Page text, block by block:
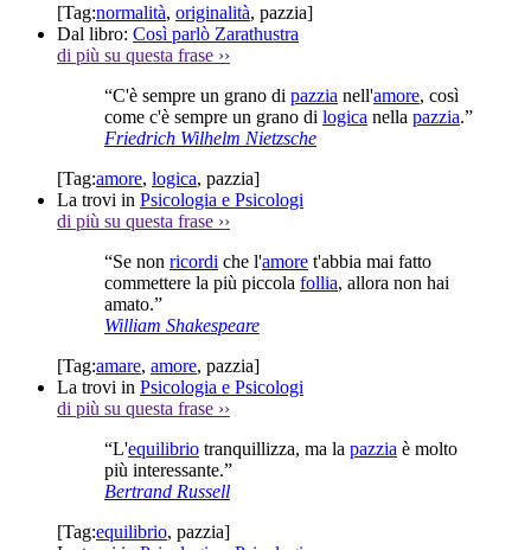
[Tag:normalità, originalità, pazzia]
Dal libro: Così parlò Zarathustra
di più su questa frase ››
“C'è sempre un grano di pazzia nell'amore, così
come c'è sempre un grano di logica nella pazzia.”
Friedrich Wilhelm Nietzsche
[Tag:amore, logica, pazzia]
La trovi in Psicologia e Psicologi
di più su questa frase ››
“Se non ricordi che l'amore t'abbia mai fatto
commettere la più piccola follia, allora non hai
amato.”
William Shakespeare
[Tag:amare, amore, pazzia]
La trovi in Psicologia e Psicologi
di più su questa frase ››
“L'equilibrio tranquillizza, ma la pazzia è molto
più interessante.”
Bertrand Russell
[Tag:equilibrio, pazzia]